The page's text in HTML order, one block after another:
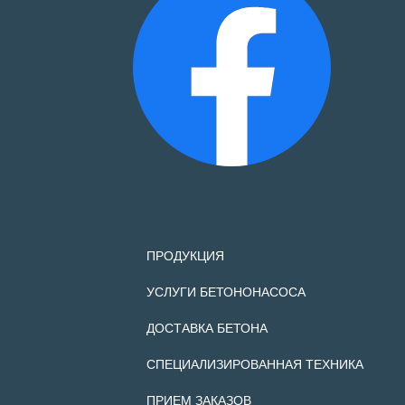
ПРОДУКЦИЯ
УСЛУГИ БЕТОНОНАСОСА
ДОСТАВКА БЕТОНА
СПЕЦИАЛИЗИРОВАННАЯ ТЕХНИКА
ПРИЕМ ЗАКАЗОВ